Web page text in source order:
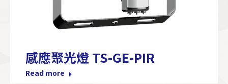
感應聚光燈 TS-GE-PIR
Read more